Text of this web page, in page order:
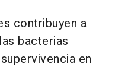
contribuyen a
bacterias
en